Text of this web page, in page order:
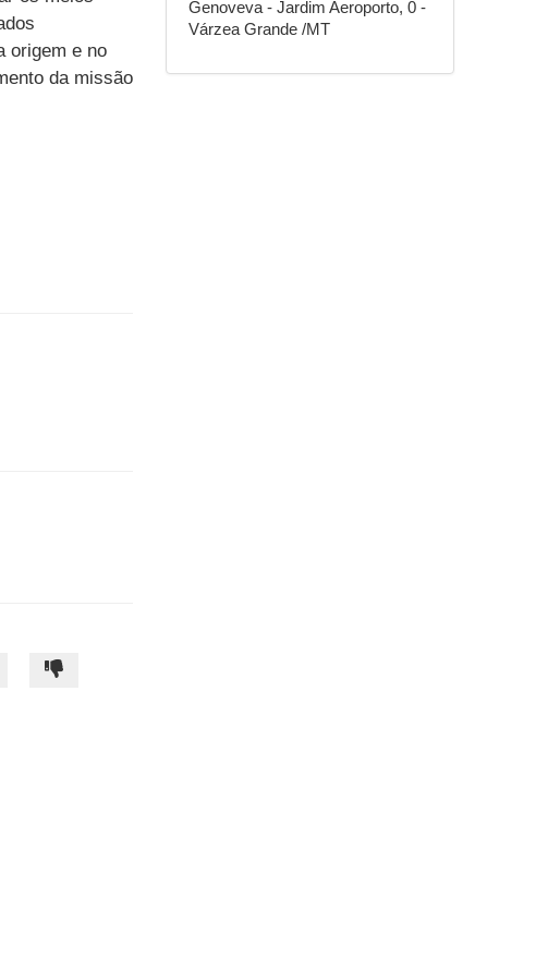
origem e no
da missão
Genoveva - Jardim Aeroporto, 0 -
Várzea Grande /MT